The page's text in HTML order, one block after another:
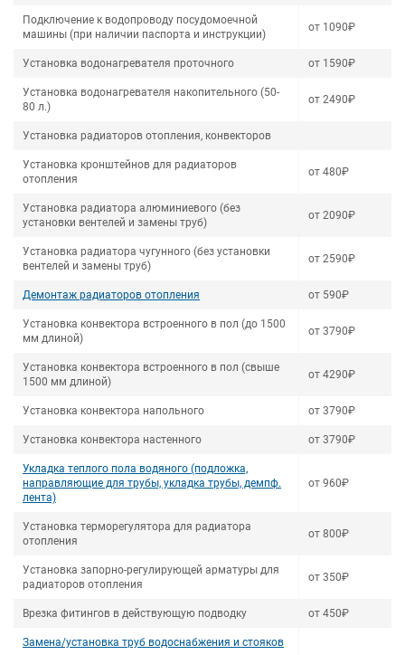
Подключение к водопроводу посудомоечной
машины (при наличии паспорта и инструкции)
от 1090₽
Установка водонагревателя проточного от 1590₽
Установка водонагревателя накопительного (50-
80 л.)
от 2490₽
Установка радиаторов отопления, конвекторов
Установка кронштейнов для радиаторов
отопления
от 480₽
Установка радиатора алюминиевого (без
установки вентелей и замены труб)
от 2090₽
Установка радиатора чугунного (без установки
вентелей и замены труб)
от 2590₽
Демонтаж радиаторов отопления от 590₽
Установка конвектора встроенного в пол (до 1500
мм длиной)
от 3790₽
Установка конвектора встроенного в пол (свыше
1500 мм длиной)
от 4290₽
Установка конвектора напольного от 3790₽
Установка конвектора настенного от 3790₽
Укладка теплого пола водяного (подложка,
направляющие для трубы, укладка трубы, демпф.
лента)
от 960₽
Установка терморегулятора для радиатора
отопления
от 800₽
Установка запорно-регулирующей арматуры для
радиаторов отопления
от 350₽
Врезка фитингов в действующую подводку от 450₽
Замена/установка труб водоснабжения и стояков